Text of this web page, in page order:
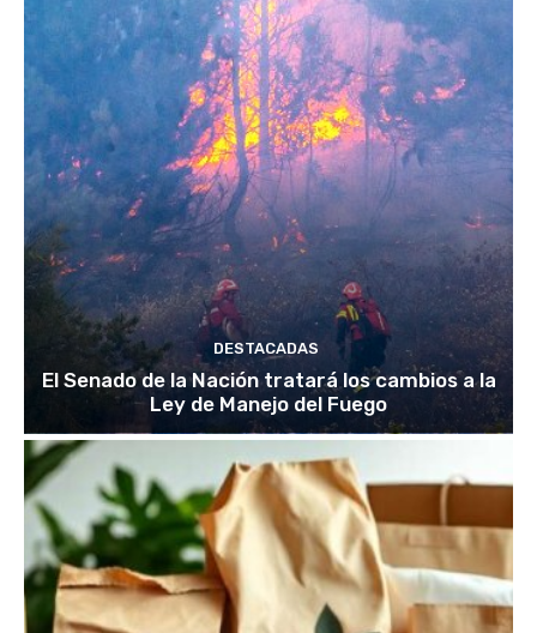
DESTACADAS
El Senado de la Nación tratará los cambios a la
Ley de Manejo del Fuego